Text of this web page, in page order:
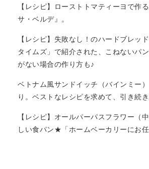
【レシピ】ローストトマティーヨで作
サ・ベルデ』。
【レシピ】失敗なし！のハードブレッ
タイムズ」で紹介された、こねないパ
がない場合の作り方も♪
ベトナム風サンドイッチ（バインミー
り。ベストなレシピを求めて、引き続き
【レシピ】オールパーパスフラワー（
しい食パン★「ホームベーカリーにお